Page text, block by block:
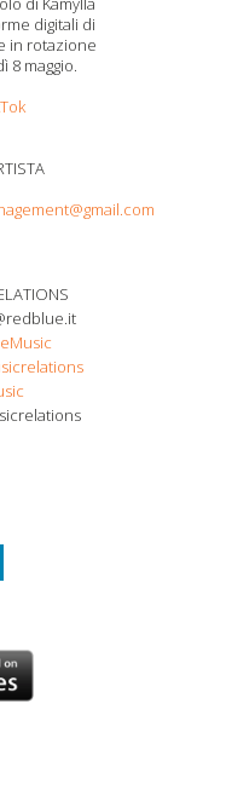
digitali di
in rotazione
8 maggio.